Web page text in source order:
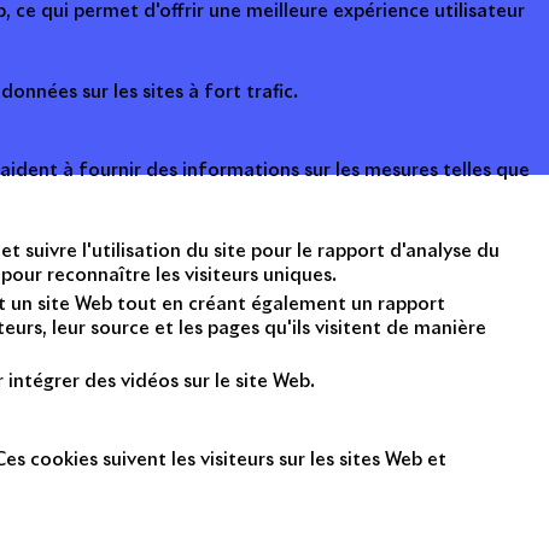
ce qui permet d'offrir une meilleure expérience utilisateur
sur les sites à fort trafic.
à fournir des informations sur les mesures telles que
suivre l'utilisation du site pour le rapport d'analyse du
reconnaître les visiteurs uniques.
site Web tout en créant également un rapport
leur source et les pages qu'ils visitent de manière
des vidéos sur le site Web.
cookies suivent les visiteurs sur les sites Web et